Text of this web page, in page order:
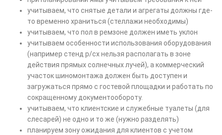
учитываем, что снятые детали и агрегаты должны где-
то временно храниться (стеллажи необходимы)
учитываем, что пол в ремзоне должен иметь уклон
учитываем особенности использования оборудования
(например стенд р/сх нельзя располагать в зоне
действия прямых солнечных лучей), а коммерческий
участок шиномонтажа должен быть доступен и
загружаться прямо с гостевой площадки и работать по
сокращенному документообороту.
учитываем, что клиентские и служебные туалеты (для
слесарей) не одно и то же (нужно разделять)
планируем зону ожидания для клиентов с учетом